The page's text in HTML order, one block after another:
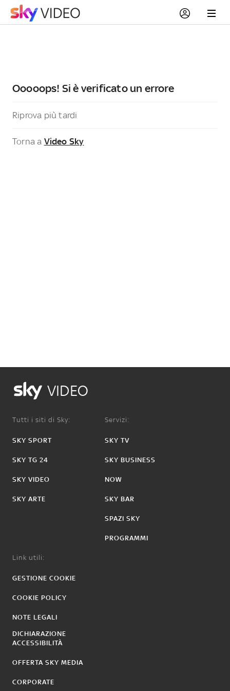
Ooooops! Si è verificato un errore
Riprova più tardi
Torna a Video Sky
VIDEO
Tutti i siti di Sky:
SKY SPORT
SKY TG 24
SKY VIDEO
SKY ARTE
Servizi:
SKY TV
SKY BUSINESS
NOW
SKY BAR
SPAZI SKY
PROGRAMMI
Link utili:
GESTIONE COOKIE
COOKIE POLICY
NOTE LEGALI
DICHIARAZIONE
ACCESSIBILITÀ
OFFERTA SKY MEDIA
CORPORATE